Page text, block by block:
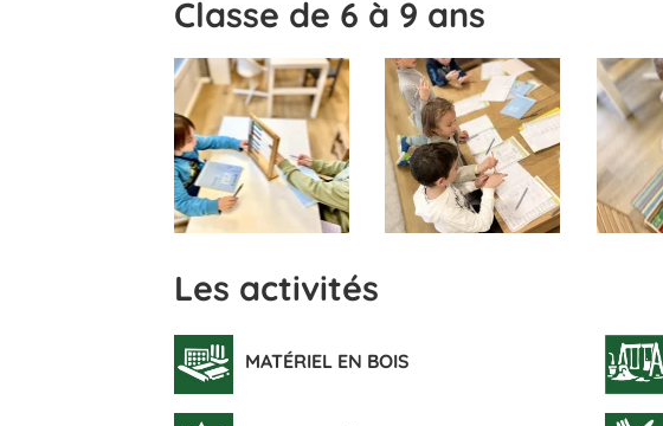
Classe de 6 à 9 ans
Les activités
MATÉRIEL EN BOIS